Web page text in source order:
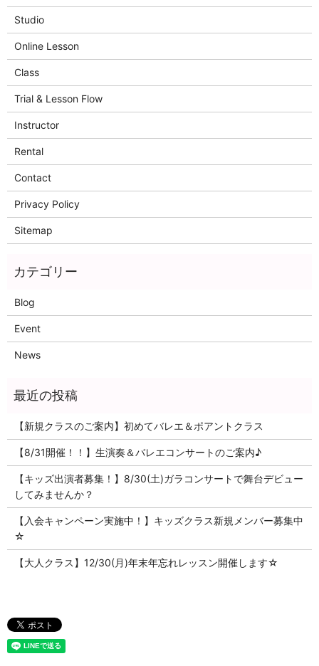
Studio
Online Lesson
Class
Trial & Lesson Flow
Instructor
Rental
Contact
Privacy Policy
Sitemap
Blog
Event
News
【新規クラスのご案内】初めてバレエ＆ポアントクラス
【8/31開催！！】生演奏＆バレエコンサートのご案内♪
【キッズ出演者募集！】8/30(土)ガラコンサートで舞台デビュー
してみませんか？
【入会キャンペーン実施中！】キッズクラス新規メンバー募集中
☆
【大人クラス】12/30(月)年末年忘れレッスン開催します☆